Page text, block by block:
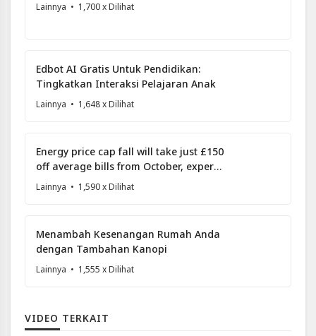
Lainnya • 1,700 x Dilihat
Edbot AI Gratis Untuk Pendidikan:
Tingkatkan Interaksi Pelajaran Anak
Lainnya • 1,648 x Dilihat
Energy price cap fall will take just £150
off average bills from October, experts
forecast
Lainnya • 1,590 x Dilihat
Menambah Kesenangan Rumah Anda
dengan Tambahan Kanopi
Lainnya • 1,555 x Dilihat
VIDEO TERKAIT